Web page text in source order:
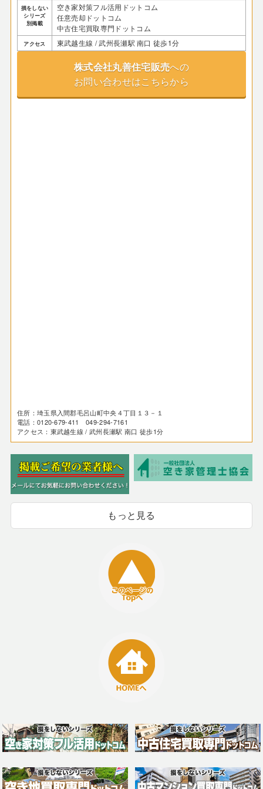
損をしない
シリーズ
別掲載
空き家対策フル活用ドットコム
任意売却ドットコム
中古住宅買取専門ドットコム
アクセス 東武越生線 / 武州長瀬駅 南口 徒歩1分
株式会社丸善住宅販売への
お問い合わせはこちらから
住所：埼玉県入間郡毛呂山町中央４丁目１３－１
電話：0120-679-411 049-294-7161
アクセス：東武越生線 / 武州長瀬駅 南口 徒歩1分
もっと見る